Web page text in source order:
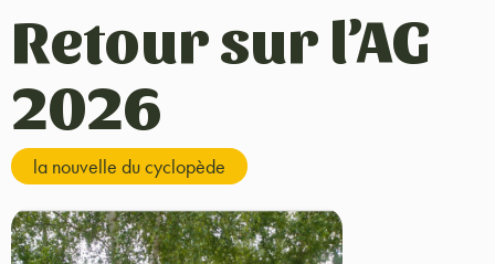
Retour sur l’AG
2026
la nouvelle du cyclopède